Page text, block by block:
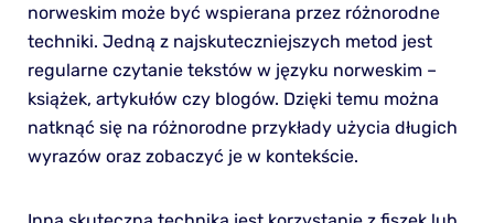
norweskim może być wspierana przez różnorodne
techniki. Jedną z najskuteczniejszych metod jest
regularne czytanie tekstów w języku norweskim –
książek, artykułów czy blogów. Dzięki temu można
natknąć się na różnorodne przykłady użycia długich
wyrazów oraz zobaczyć je w kontekście.